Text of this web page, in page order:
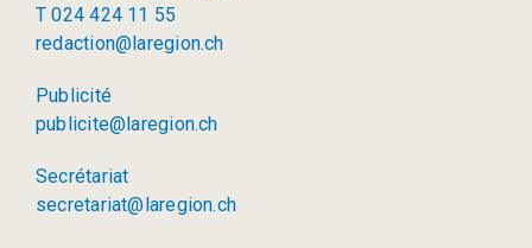
T 024 424 11 55
redaction@laregion.ch
Publicité
publicite@laregion.ch
Secrétariat
secretariat@laregion.ch